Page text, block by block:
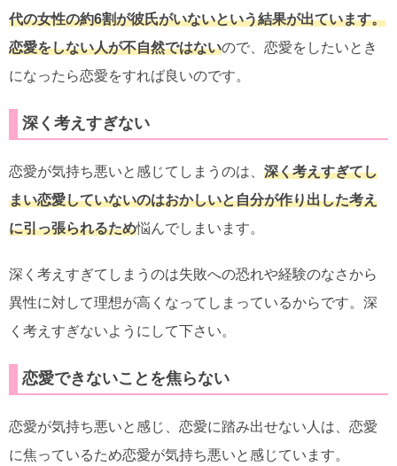
代の女性の約6割が彼氏がいないという結果が出ています。
恋愛をしない人が不自然ではないので、恋愛をしたいとき
になったら恋愛をすれば良いのです。
深く考えすぎない
恋愛が気持ち悪いと感じてしまうのは、 深く考えすぎてし
まい恋愛していないのはおかしいと自分が作り出した考え
に引っ張られるため悩んでしまいます。
深く考えすぎてしまうのは失敗への恐れや経験のなさから
異性に対して理想が高くなってしまっているからです。深
く考えすぎないようにして下さい。
恋愛できないことを焦らない
恋愛が気持ち悪いと感じ、恋愛に踏み出せない人は、恋愛
に焦っているため恋愛が気持ち悪いと感じています。